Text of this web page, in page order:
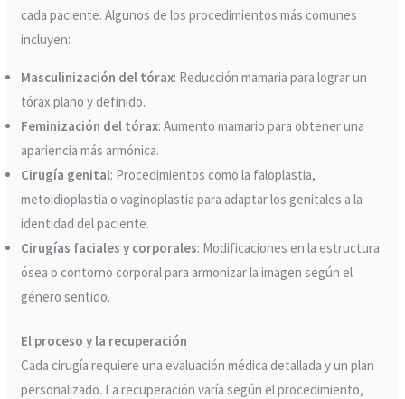
cada paciente. Algunos de los procedimientos más comunes
incluyen:
Masculinización del tórax: Reducción mamaria para lograr un
tórax plano y definido.
Feminización del tórax: Aumento mamario para obtener una
apariencia más armónica.
Cirugía genital: Procedimientos como la faloplastia,
metoidioplastia o vaginoplastia para adaptar los genitales a la
identidad del paciente.
Cirugías faciales y corporales: Modificaciones en la estructura
ósea o contorno corporal para armonizar la imagen según el
género sentido.
El proceso y la recuperación
Cada cirugía requiere una evaluación médica detallada y un plan
personalizado. La recuperación varía según el procedimiento,